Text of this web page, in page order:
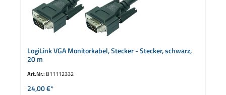
LogiLink VGA Monitorkabel, Stecker - Stecker, schwarz,
20 m
Art.Nr.: B11112332
24,00 €*